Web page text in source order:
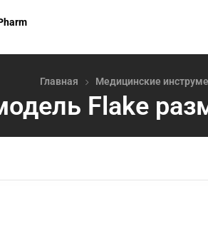
Главная Медицинские
Flake